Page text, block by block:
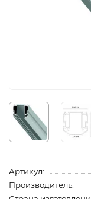
Артикул:
Производитель: